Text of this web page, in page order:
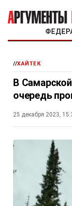
//ХАЙТЕК
В
очередь
25 декабря 2023,